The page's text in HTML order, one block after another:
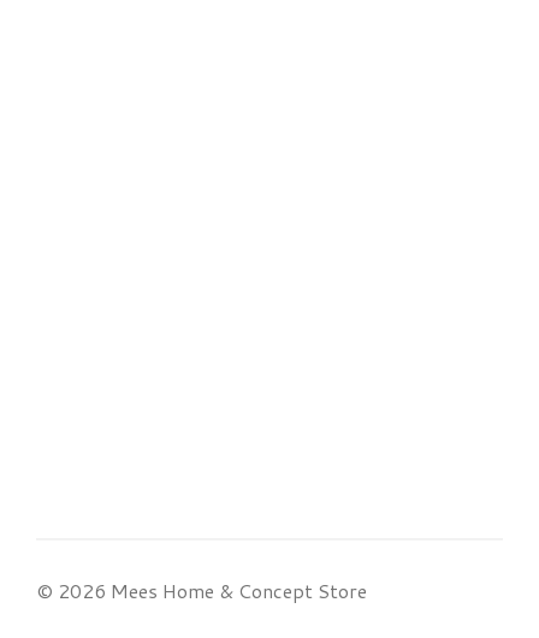
© 2026 Mees Home & Concept Store